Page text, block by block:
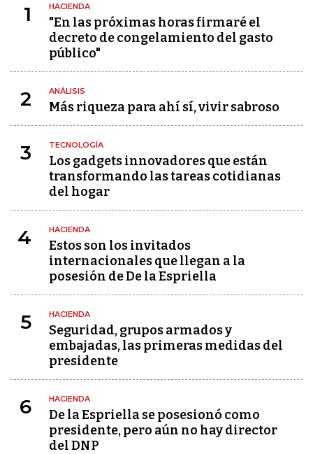
1 HACIENDA
"En las próximas horas firmaré el
decreto de congelamiento del gasto
público"
2 ANÁLISIS
Más riqueza para ahí sí, vivir sabroso
3 TECNOLOGÍA
Los gadgets innovadores que están
transformando las tareas cotidianas
del hogar
4 HACIENDA
Estos son los invitados
internacionales que llegan a la
posesión de De la Espriella
5 HACIENDA
Seguridad, grupos armados y
embajadas, las primeras medidas del
presidente
6 HACIENDA
De la Espriella se posesionó como
presidente, pero aún no hay director
del DNP